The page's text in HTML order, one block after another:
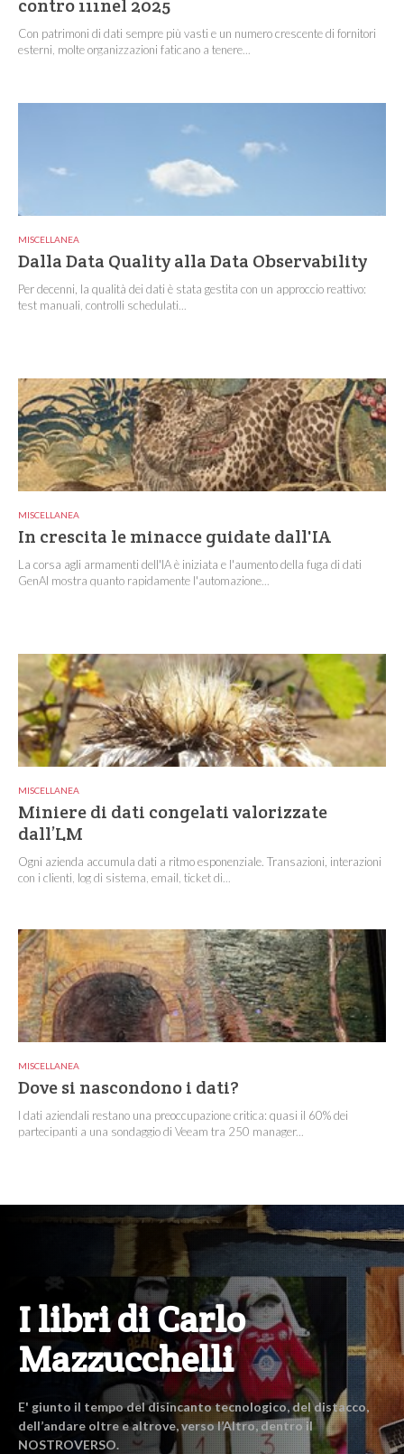
contro 111nel 2025
Con patrimoni di dati sempre più vasti e un numero crescente di fornitori
esterni, molte organizzazioni faticano a tenere...
MISCELLANEA
Dalla Data Quality alla Data Observability
Per decenni, la qualità dei dati è stata gestita con un approccio reattivo:
test manuali, controlli schedulati...
MISCELLANEA
In crescita le minacce guidate dall'IA
La corsa agli armamenti dell'IA è iniziata e l'aumento della fuga di dati
GenAI mostra quanto rapidamente l'automazione...
MISCELLANEA
Miniere di dati congelati valorizzate
dall’LM
Ogni azienda accumula dati a ritmo esponenziale. Transazioni, interazioni
con i clienti, log di sistema, email, ticket di...
MISCELLANEA
Dove si nascondono i dati?
I dati aziendali restano una preoccupazione critica: quasi il 60% dei
partecipanti a una sondaggio di Veeam tra 250 manager...
I libri di Carlo
Mazzucchelli
E' giunto il tempo del disincanto tecnologico, del distacco,
dell’andare oltre e altrove, verso l’Altro, dentro il
NOSTROVERSO.